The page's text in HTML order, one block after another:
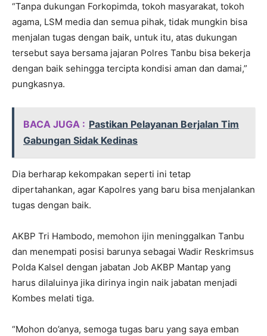
“Tanpa dukungan Forkopimda, tokoh masyarakat, tokoh
agama, LSM media dan semua pihak, tidak mungkin bisa
menjalan tugas dengan baik, untuk itu, atas dukungan
tersebut saya bersama jajaran Polres Tanbu bisa bekerja
dengan baik sehingga tercipta kondisi aman dan damai,”
pungkasnya.
BACA JUGA : Pastikan Pelayanan Berjalan Tim
Gabungan Sidak Kedinas
Dia berharap kekompakan seperti ini tetap
dipertahankan, agar Kapolres yang baru bisa menjalankan
tugas dengan baik.
AKBP Tri Hambodo, memohon ijin meninggalkan Tanbu
dan menempati posisi barunya sebagai Wadir Reskrimsus
Polda Kalsel dengan jabatan Job AKBP Mantap yang
harus dilaluinya jika dirinya ingin naik jabatan menjadi
Kombes melati tiga.
“Mohon do’anya, semoga tugas baru yang saya emban